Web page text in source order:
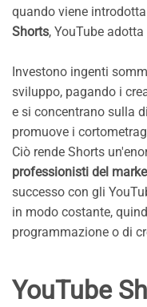
quando viene
Shorts, YouTube
Investono ingenti
sviluppo, pagando i
e si concentrano sulla
promuove i
Ciò rende Shorts
professionisti del
successo con gli
in modo costante,
programmazione o di
YouTube